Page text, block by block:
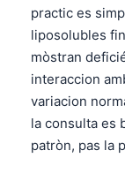
practic es
liposolubles
mòstran
interaccion
variacion
la consulta es
patròn, pas la